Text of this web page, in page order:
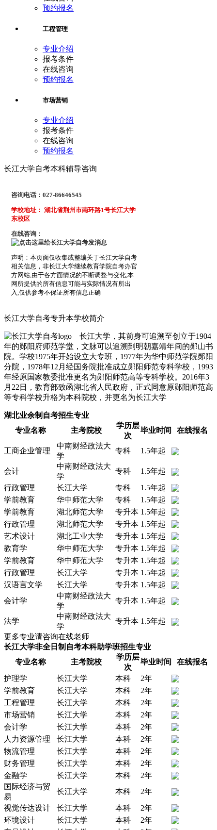
预约报名
工程管理
专业介绍
报考条件
在线咨询
预约报名
市场营销
专业介绍
报考条件
在线咨询
预约报名
长江大学自考本科辅导咨询
咨询电话：027-86646545
学校地址： 湖北省荆州市南环路1号长江大学
东校区
在线咨询：
声明：本页面仅收集或整编关于长江大学自考
相关信息，非长江大学继续教育学院自考办官
方网站,由于各方面情况的不断调整与变化,本
网所提供的所有信息可能与实际情况有所出
入,仅供参考不保证所有信息正确
长江大学自考专升本学校简介
长江大学，其前身可追溯至创立于1904
年的郧阳府师范学堂，文脉可以追溯到明朝嘉靖年间的郧山书
院。学校1975年开始设立大专班，1977年为华中师范学院郧阳
分院，1978年12月经国务院批准成立郧阳师范专科学校，1993
年经原国家教委批准更名为郧阳师范高等专科学校。2016年3
月22日，教育部致函湖北省人民政府，正式同意原郧阳师范高
等专科学校升格为本科院校，并更名为长江大学
湖北业余制自考招生专业
专业名称
主考院校
学历层
次
毕业时间 在线报名
工商企业管理
中南财经政法大
学
专科 1.5年起
会计
中南财经政法大
学
专科
1.5年起
行政管理
长江大学 专科
1.5年起
学前教育
华中师范大学 专科
1.5年起
学前教育
湖北师范大学 专升本 1.5年起
行政管理
湖北师范大学 专升本 1.5年起
艺术设计
湖北工业大学 专升本 1.5年起
教育学
华中师范大学 专升本 1.5年起
学前教育
华中师范大学 专升本 1.5年起
行政管理
长江大学 专升本 1.5年起
汉语言文学
长江大学 专升本 1.5年起
会计学
中南财经政法大
学
专升本 1.5年起
法学
中南财经政法大
学
专升本 1.5年起
更多专业请咨询在线老师
长江大学非全日制自考本科助学班招生专业
专业名称
主考院校
学历层
次
毕业时间
在线报名
护理学
长江大学 本科
2年
学前教育
长江大学 本科
2年
工程管理
长江大学 本科
2年
市场营销
长江大学 本科
2年
会计学
长江大学 本科
2年
人力资源管理
长江大学 本科
2年
物流管理
长江大学 本科
2年
财务管理
长江大学 本科
2年
金融学
长江大学 本科
2年
国际经济与贸
易
长江大学 本科
2年
视觉传达设计
长江大学 本科
2年
环境设计
长江大学 本科
2年